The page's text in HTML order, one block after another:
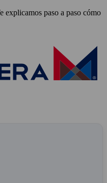
explicamos paso a paso cómo